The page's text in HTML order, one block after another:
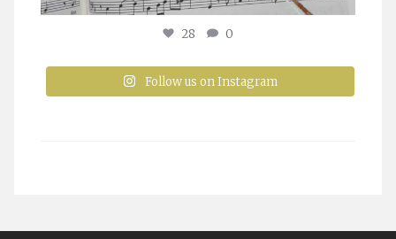
28 0
Follow us on Instagram